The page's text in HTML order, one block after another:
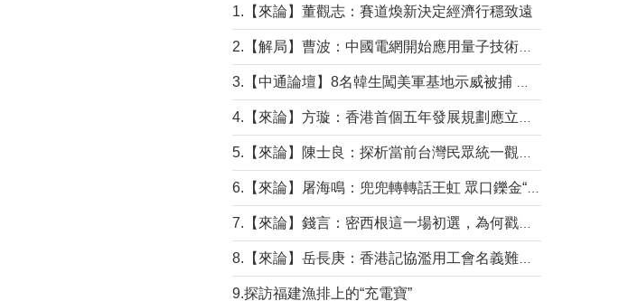
1.【來論】董觀志：賽道煥新決定經濟行穩致遠
9.探訪福建漁排上的“充電寶”